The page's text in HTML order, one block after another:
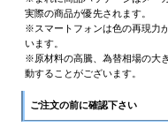
実際の商品が優先されます。
※スマートフォンは色の再現力
います。
※原材料の高騰、為替相場の大
動することがございます。
ご注文の前に確認下さい